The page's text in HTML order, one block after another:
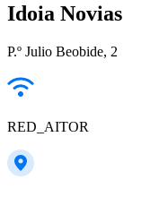
Idoia Novias
P.º Julio Beobide, 2
RED_AITOR